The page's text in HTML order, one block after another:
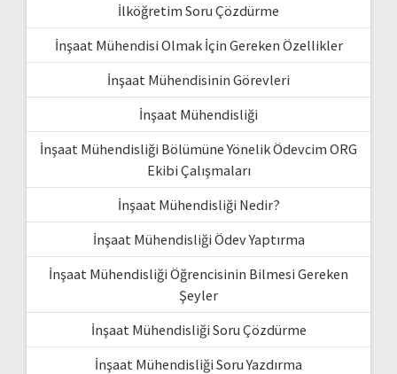
İlköğretim Soru Çözdürme
İnşaat Mühendisi Olmak İçin Gereken Özellikler
İnşaat Mühendisinin Görevleri
İnşaat Mühendisliği
İnşaat Mühendisliği Bölümüne Yönelik Ödevcim ORG
Ekibi Çalışmaları
İnşaat Mühendisliği Nedir?
İnşaat Mühendisliği Ödev Yaptırma
İnşaat Mühendisliği Öğrencisinin Bilmesi Gereken
Şeyler
İnşaat Mühendisliği Soru Çözdürme
İnşaat Mühendisliği Soru Yazdırma